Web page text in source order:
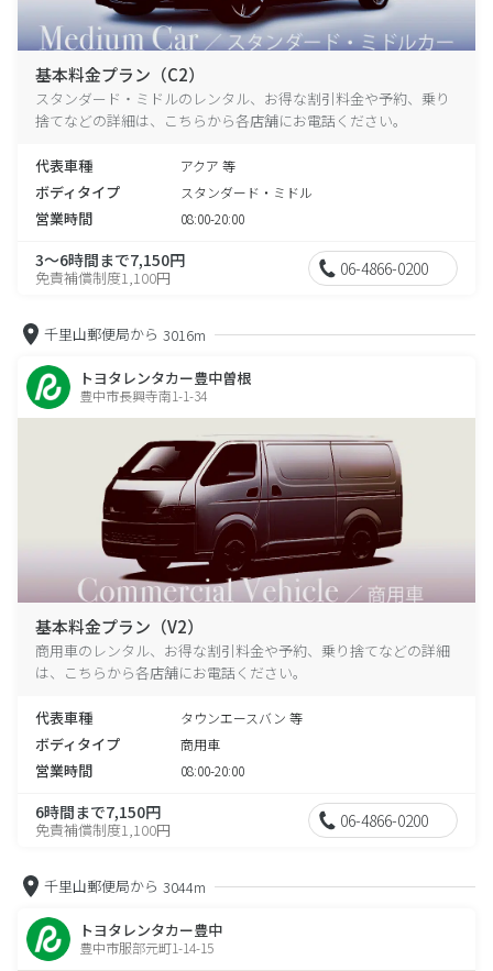
基本料金プラン（C2）
スタンダード・ミドルのレンタル、お得な割引料金や予約、乗り
捨てなどの詳細は、こちらから各店舗にお電話ください。
代表車種 アクア 等
ボディタイプ スタンダード・ミドル
営業時間 08:00-20:00
3～6時間まで7,150円
免責補償制度1,100円 06-4866-0200
千里山郵便局から 3016m
トヨタレンタカー豊中曽根
豊中市長興寺南1-1-34
基本料金プラン（V2）
商用車のレンタル、お得な割引料金や予約、乗り捨てなどの詳細
は、こちらから各店舗にお電話ください。
代表車種 タウンエースバン 等
ボディタイプ 商用車
営業時間 08:00-20:00
6時間まで7,150円
免責補償制度1,100円 06-4866-0200
千里山郵便局から 3044m
トヨタレンタカー豊中
豊中市服部元町1-14-15